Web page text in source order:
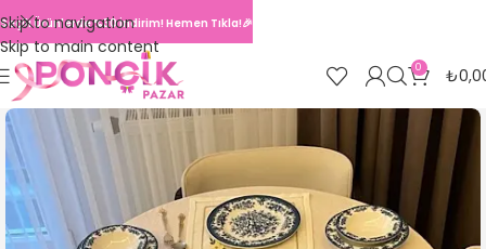
Skip to navigation
Skip to main content
0 ₺
Seçili Ürünlerde %30 İndirim! Hemen Tıkla!🎉